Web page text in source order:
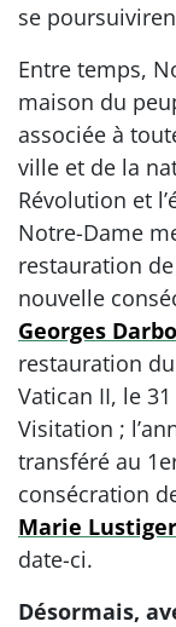
se
Entre temps,
maison du
associée à
ville et de la
Révolution et
Notre-Dame
restauration
nouvelle
Georges
restauration
Vatican II, le
Visitation ;
transféré au
consécration
Marie Lustiger
date-ci.
Désormais,